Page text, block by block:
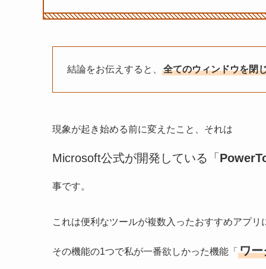
結論をお伝えすると、 全てのウィンドウを閉
現象が起き始める前に変えたこと、それは
Microsoft公式が開発している「
事です。
これは便利なツールが複数入ったおすすめアプリ
その機能の1つで私が一番欲しかった機能「 ワー